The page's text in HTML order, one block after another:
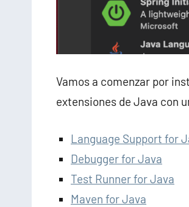
Vamos a comenzar por
extensiones de Java con
Language Support for
Debugger for Java
Test Runner for Java
Maven for Java